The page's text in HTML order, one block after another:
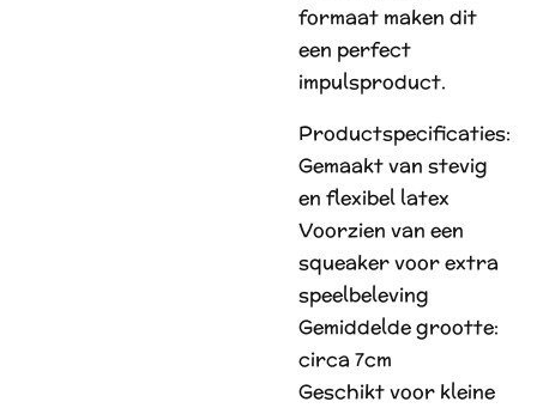
formaat maken dit
een perfect
impulsproduct.
Productspecificaties:
Gemaakt van stevig
en flexibel latex
Voorzien van een
squeaker voor extra
speelbeleving
Gemiddelde grootte:
circa 7cm
Geschikt voor kleine